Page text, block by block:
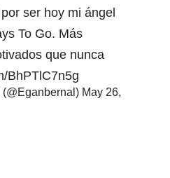
por ser hoy mi ángel
To Go. Más
que nunca
BhPTlC7n5g
May 26,